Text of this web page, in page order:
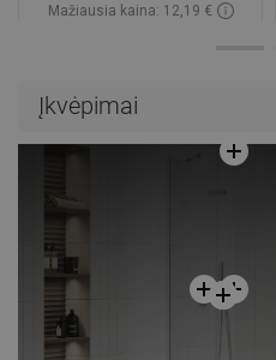
Mažiausia kaina: 12,19 €
Įkvėpimai